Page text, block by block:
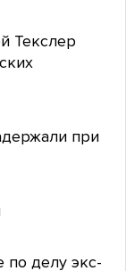
Текслер
при
по делу экс-